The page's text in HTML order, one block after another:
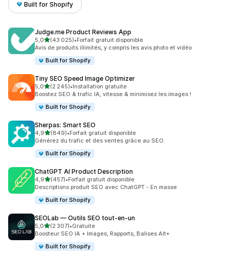
Built for Shopify
Judge.me Product Reviews App
5,0étoile(s) sur 5
(43 025)
43025 avis au total
•Forfait gratuit disponible
Avis de produits illimités, y compris les avis photo et vidéo
Built for Shopify
Tiny SEO Speed Image Optimizer
5,0étoile(s) sur 5
(2 245)
2245 avis au total
•Installation gratuite
Boostez SEO & trafic IA, vitesse & minimisez les images !
Built for Shopify
Sherpas: Smart SEO
4,9étoile(s) sur 5
(849)
849 avis au total
•Forfait gratuit disponible
Générez du trafic et des ventes grâce au SEO.
Built for Shopify
ChatGPT AI Product Description
4,9étoile(s) sur 5
(457)
457 avis au total
•Forfait gratuit disponible
Descriptions produit SEO avec ChatGPT - En masse
Built for Shopify
SEOLab — Outils SEO tout‑en‑un
5,0étoile(s) sur 5
(2 307)
2307 avis au total
•Gratuite
Boosteur SEO IA + Images, Rapports, Balises Alt+
Built for Shopify